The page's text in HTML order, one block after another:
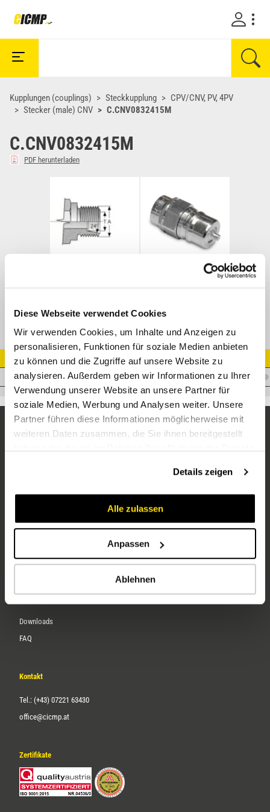
Diese Webseite verwendet Cookies
Wir verwenden Cookies, um Inhalte und Anzeigen zu
personalisieren, Funktionen für soziale Medien anbieten
zu können und die Zugriffe auf unsere Website zu
analysieren. Außerdem geben wir Informationen zu Ihrer
Verwendung unserer Website an unsere Partner für
soziale Medien, Werbung und Analysen weiter. Unsere
Partner führen diese Informationen möglicherweise mit
weiteren Daten zusammen, die Sie ihnen bereitgestellt
Details zeigen
Alle zulassen
Anpassen
Ablehnen
Kupplungen (couplings) Steckkupplung
CPV/CNV, PV, 4PV
Stecker (male) CNV
C.CNV0832415M
C.CNV0832415M
PDF herunterladen
Artikel Nr.
3D C.CNV0832415M
Karriere
Downloads
FAQ
Kontakt
Tel.: (+43) 07221 63430
office@cicmp.at
Zertifikate